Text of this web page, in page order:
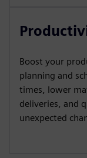
Boost your
planning and
times, lower
deliveries, and
unexpected